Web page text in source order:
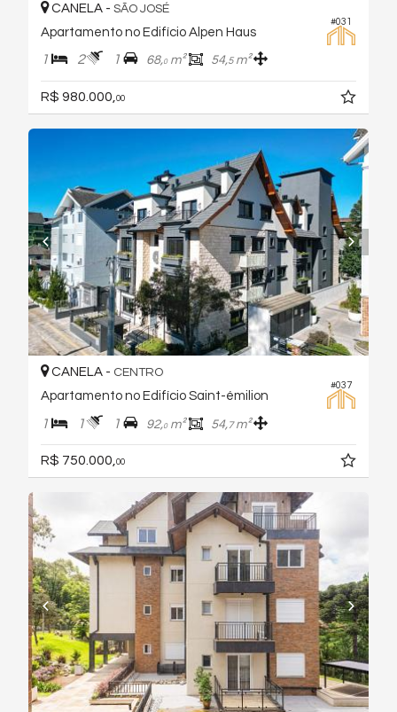
#031
CANELA - SÃO JOSÉ
Apartamento no Edifício Alpen Haus
1 2 1 68,0m² 54,5m²
R$ 980.000, 00
#037
CANELA - CENTRO
Apartamento no Edifício Saint-émilion
1 1 1 92,0m² 54,7m²
R$ 750.000,00